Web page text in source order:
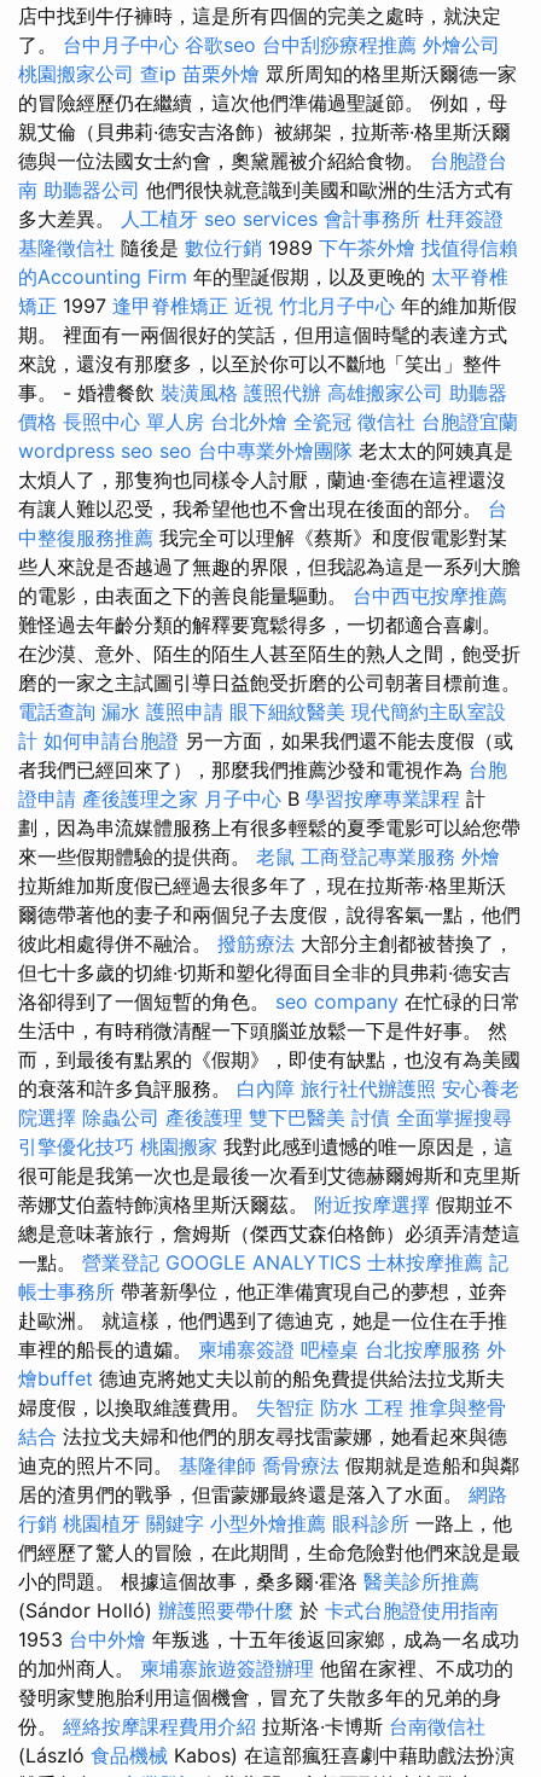
店中找到牛仔褲時，這是所有四個的完美之處時，就決定
了。 台中月子中心 谷歌seo 台中刮痧療程推薦 外燴公司
桃園搬家公司 查ip 苗栗外燴 眾所周知的格里斯沃爾德一家
的冒險經歷仍在繼續，這次他們準備過聖誕節。 例如，母
親艾倫（貝弗莉·德安吉洛飾）被綁架，拉斯蒂·格里斯沃爾
德與一位法國女士約會，奧黛麗被介紹給食物。 台胞證台
南 助聽器公司 他們很快就意識到美國和歐洲的生活方式有
多大差異。
人工植牙 seo services 會計事務所 杜拜簽證
基隆徵信社 隨後是 數位行銷 1989 下午茶外燴 找值得信賴
的Accounting Firm 年的聖誕假期，以及更晚的 太平脊椎
矯正 1997 逢甲脊椎矯正 近視 竹北月子中心 年的維加斯假
期。 裡面有一兩個很好的笑話，但用這個時髦的表達方式
來說，還沒有那麼多，以至於你可以不斷地「笑出」整件
事。 - 婚禮餐飲 裝潢風格 護照代辦 高雄搬家公司 助聽器
價格 長照中心 單人房 台北外燴 全瓷冠 徵信社 台胞證宜蘭
wordpress seo seo 台中專業外燴團隊 老太太的阿姨真是
太煩人了，那隻狗也同樣令人討厭，蘭迪·奎德在這裡還沒
有讓人難以忍受，我希望他也不會出現在後面的部分。 台
中整復服務推薦 我完全可以理解《蔡斯》和度假電影對某
些人來說是否越過了無趣的界限，但我認為這是一系列大膽
的電影，由表面之下的善良能量驅動。 台中西屯按摩推薦
難怪過去年齡分類的解釋要寬鬆得多，一切都適合喜劇。
在沙漠、意外、陌生的陌生人甚至陌生的熟人之間，飽受折
磨的一家之主試圖引導日益飽受折磨的公司朝著目標前進。
電話查詢 漏水 護照申請 眼下細紋醫美 現代簡約主臥室設
計 如何申請台胞證 另一方面，如果我們還不能去度假（或
者我們已經回來了），那麼我們推薦沙發和電視作為 台胞
證申請 產後護理之家 月子中心 B 學習按摩專業課程 計
劃，因為串流媒體服務上有很多輕鬆的夏季電影可以給您帶
來一些假期體驗的提供商。 老鼠 工商登記專業服務 外燴
拉斯維加斯度假已經過去很多年了，現在拉斯蒂·格里斯沃
爾德帶著他的妻子和兩個兒子去度假，說得客氣一點，他們
彼此相處得併不融洽。 撥筋療法 大部分主創都被替換了，
但七十多歲的切維·切斯和塑化得面目全非的貝弗莉·德安吉
洛卻得到了一個短暫的角色。 seo company 在忙碌的日常
生活中，有時稍微清醒一下頭腦並放鬆一下是件好事。 然
而，到最後有點累的《假期》，即使有缺點，也沒有為美國
的衰落和許多負評服務。 白內障 旅行社代辦護照 安心養老
院選擇 除蟲公司 產後護理 雙下巴醫美 討債 全面掌握搜尋
引擎優化技巧 桃園搬家 我對此感到遺憾的唯一原因是，這
很可能是我第一次也是最後一次看到艾德赫爾姆斯和克里斯
蒂娜艾伯蓋特飾演格里斯沃爾茲。 附近按摩選擇 假期並不
總是意味著旅行，詹姆斯（傑西艾森伯格飾）必須弄清楚這
一點。 營業登記 GOOGLE ANALYTICS 士林按摩推薦 記
帳士事務所 帶著新學位，他正準備實現自己的夢想，並奔
赴歐洲。 就這樣，他們遇到了德迪克，她是一位住在手推
車裡的船長的遺孀。 柬埔寨簽證 吧檯桌 台北按摩服務 外
燴buffet 德迪克將她丈夫以前的船免費提供給法拉戈斯夫
婦度假，以換取維護費用。 失智症 防水 工程 推拿與整骨
結合 法拉戈夫婦和他們的朋友尋找雷蒙娜，她看起來與德
迪克的照片不同。 基隆律師 喬骨療法 假期就是造船和與鄰
居的渣男們的戰爭，但雷蒙娜最終還是落入了水面。 網路
行銷 桃園植牙 關鍵字 小型外燴推薦 眼科診所 一路上，他
們經歷了驚人的冒險，在此期間，生命危險對他們來說是最
小的問題。 根據這個故事，桑多爾·霍洛 醫美診所推薦
(Sándor Holló) 辦護照要帶什麼 於 卡式台胞證使用指南
1953 台中外燴 年叛逃，十五年後返回家鄉，成為一名成功
的加州商人。 柬埔寨旅遊簽證辦理 他留在家裡、不成功的
發明家雙胞胎利用這個機會，冒充了失散多年的兄弟的身
份。 經絡按摩課程費用介紹 拉斯洛·卡博斯 台南徵信社
(László 食品機械 Kabos) 在這部瘋狂喜劇中藉助戲法扮演